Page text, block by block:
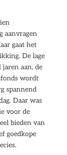
aanvragen
gaat het
De lage
jaren aan, de
wordt
spannend
Daar was
voor de
bieden van
goedkope